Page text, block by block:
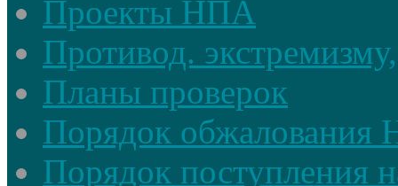
Проекты НПА
Противод.
Планы проверок
Порядок
Порядок поступления